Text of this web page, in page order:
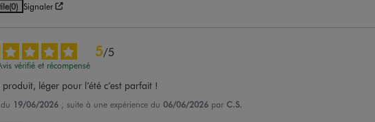
(0) Signaler
5/5
vérifié et récompensé
produit, léger pour l’été c’est parfait !
19/06/2026 , suite à une expérience du 06/06/2026 par C.S.